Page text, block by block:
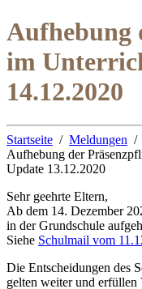
Aufhebung
im
14.12.2020
Startseite
Meldungen
Aufhebung der
Update 13.12.2020
Sehr geehrte Eltern,
Ab dem 14. Dezember
in der Grundschule
Siehe Schulmail vom
Die Entscheidungen des
gelten weiter und erfüllen